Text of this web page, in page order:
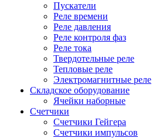
Пускатели
Реле времени
Реле давления
Реле контроля фаз
Реле тока
Твердотельные реле
Тепловые реле
Электромагнитные реле
Складское оборудование
Ячейки наборные
Счетчики
Счетчики Гейгера
Счетчики импульсов